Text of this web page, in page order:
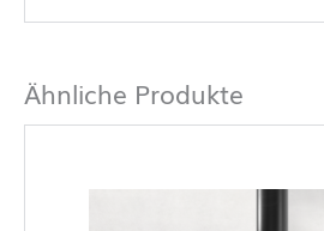
Ähnliche Produkte